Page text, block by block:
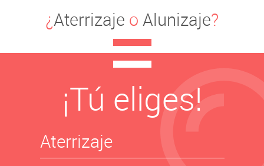
¿Aterrizaje o Alunizaje?
¡Tú eliges!
Aterrizaje